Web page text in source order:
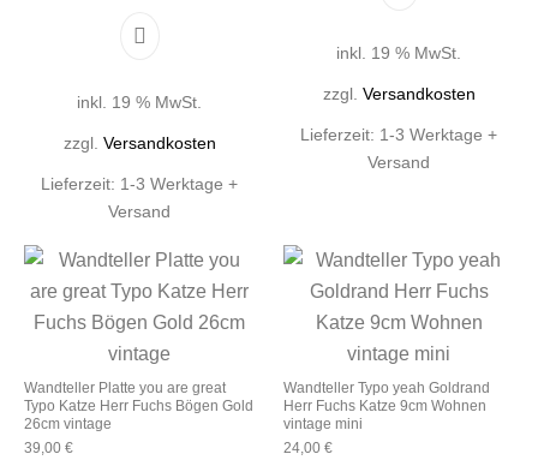
inkl. 19 % MwSt.
zzgl. Versandkosten
Lieferzeit: 1-3 Werktage +
Versand
inkl. 19 % MwSt.
zzgl. Versandkosten
Lieferzeit: 1-3 Werktage +
Versand
Wandteller Platte you are great
Typo Katze Herr Fuchs Bögen Gold
26cm vintage
39,00 €
Wandteller Typo yeah Goldrand
Herr Fuchs Katze 9cm Wohnen
vintage mini
24,00 €